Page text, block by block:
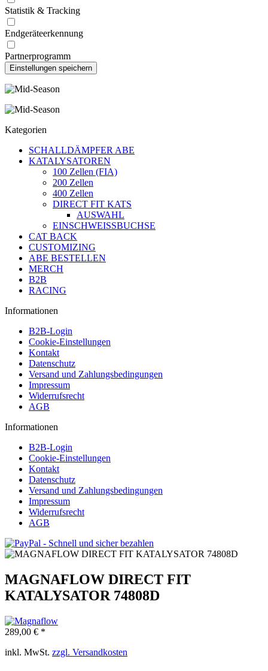
Statistik & Tracking
Endgeräteerkennung
Partnerprogramm
Kategorien
SCHALLDÄMPFER ABE
KATALYSATOREN
100 Zellen (FIA)
200 Zellen
400 Zellen
DIRECT FIT KATS
AUSWAHL
EINSCHWEISSBUCHSE
CAT BACK
CUSTOMIZING
ABE BESTELLEN
MERCH
B2B
RACING
Informationen
B2B-Login
Cookie-Einstellungen
Kontakt
Datenschutz
Versand und Zahlungsbedingungen
Impressum
Widerrufsrecht
AGB
Informationen
B2B-Login
Cookie-Einstellungen
Kontakt
Datenschutz
Versand und Zahlungsbedingungen
Impressum
Widerrufsrecht
AGB
MAGNAFLOW DIRECT FIT
KATALYSATOR 74808D
289,00 € *
inkl. MwSt. zzgl. Versandkosten